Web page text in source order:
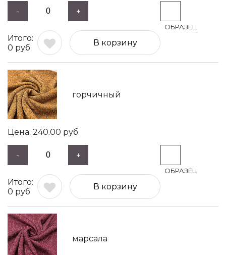
- +
0 руб
В корзину
горчичный
240.00 руб
- +
0 руб
В корзину
марсала